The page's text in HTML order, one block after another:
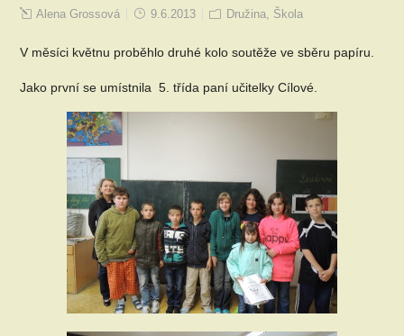
Alena Grossová 9.6.2013 Družina, Škola
V měsíci květnu proběhlo druhé kolo soutěže ve sběru papíru.
Jako první se umístnila 5. třída paní učitelky Cílové.